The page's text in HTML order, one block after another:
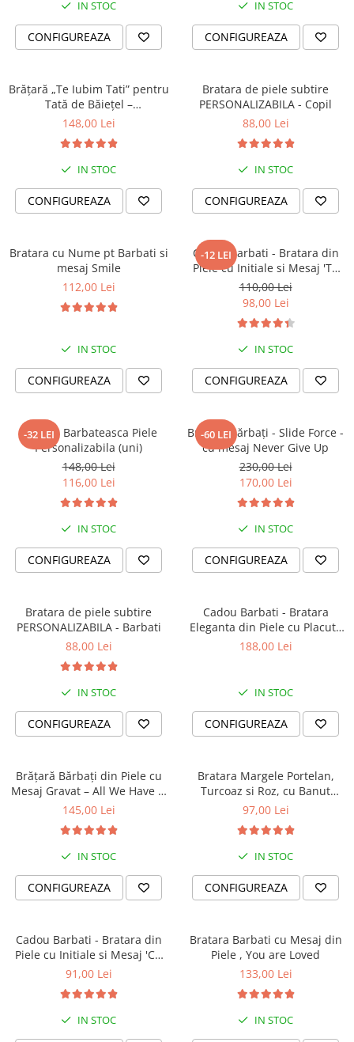
IN STOC
CONFIGUREAZA
IN STOC
CONFIGUREAZA
Brățară „Te Iubim Tati” pentru
Tată de Băiețel –
Personalizată, Din Piele
148,00 Lei
IN STOC
CONFIGUREAZA
Bratara de piele subtire
PERSONALIZABILA - Copil
88,00 Lei
IN STOC
CONFIGUREAZA
Bratara cu Nume pt Barbati si
mesaj Smile
112,00 Lei
IN STOC
CONFIGUREAZA
-12 LEI
Cadou Barbati - Bratara din
Piele cu Initiale si Mesaj 'Te
Iubesc'
110,00 Lei
98,00 Lei
IN STOC
CONFIGUREAZA
-32 LEI
Bratara Barbateasca Piele
Personalizabila (uni)
148,00 Lei
116,00 Lei
IN STOC
CONFIGUREAZA
-60 LEI
Brățară bărbați - Slide Force -
cu mesaj Never Give Up
230,00 Lei
170,00 Lei
IN STOC
CONFIGUREAZA
Bratara de piele subtire
PERSONALIZABILA - Barbati
88,00 Lei
IN STOC
CONFIGUREAZA
Cadou Barbati - Bratara
Eleganta din Piele cu Placuta
din Argint Personalizabila
188,00 Lei
IN STOC
CONFIGUREAZA
Brățară Bărbați din Piele cu
Mesaj Gravat – All We Have Is
Now
145,00 Lei
IN STOC
CONFIGUREAZA
Bratara Margele Portelan,
Turcoaz si Roz, cu Banut
Personalizat
97,00 Lei
IN STOC
CONFIGUREAZA
Cadou Barbati - Bratara din
Piele cu Initiale si Mesaj 'Cu
Tine Oriunde în Lume'
91,00 Lei
IN STOC
Bratara Barbati cu Mesaj din
Piele , You are Loved
133,00 Lei
IN STOC